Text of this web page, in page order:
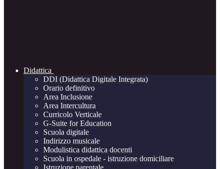
Didattica
DDI (Didattica Digitale Integrata)
Orario definitivo
Area Inclusione
Area Intercultura
Curricolo Verticale
G-Suite for Education
Scuola digitale
Indirizzo musicale
Modulistica didattica docenti
Scuola in ospedale - istruzione domiciliare